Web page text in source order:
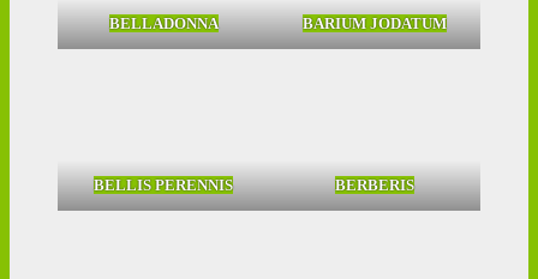
BELLADONNA BARIUM JODATUM
BELLIS PERENNIS BERBERIS